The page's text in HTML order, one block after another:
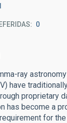
0
ray
have
proprietary
has become a
for